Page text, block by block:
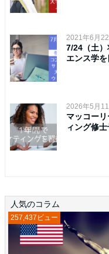
2021年6月22
7/24（土）
エンス学を
2026年5月11
マッコー
ィング修士
人気のコラム
257,437ビュー